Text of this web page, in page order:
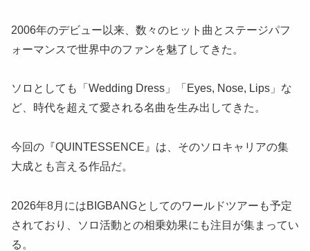
2006年のデビュー以来、数々のヒット曲とステージパフ
ォーマンスで世界中のファンを魅了してきた。
ソロとしても「Wedding Dress」「Eyes, Nose, Lips」な
ど、時代を超えて愛される名曲を生み出してきた。
今回の『QUINTESSENCE』は、そのソロキャリアの集
大成とも言える作品だ。
2026年8月にはBIGBANGとしてのワールドツアーも予定
されており、ソロ活動との相乗効果にも注目が集まってい
る。